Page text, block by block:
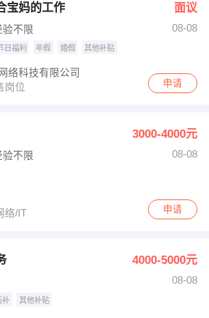
宝妈的工作 面议
验不限 08-08
日福利 年假 婚假 其他补贴
络科技有限公司
岗位 申请
3000-4000元
验不限 08-08
络/IT 申请
4000-5000元
08-08
补 其他补贴